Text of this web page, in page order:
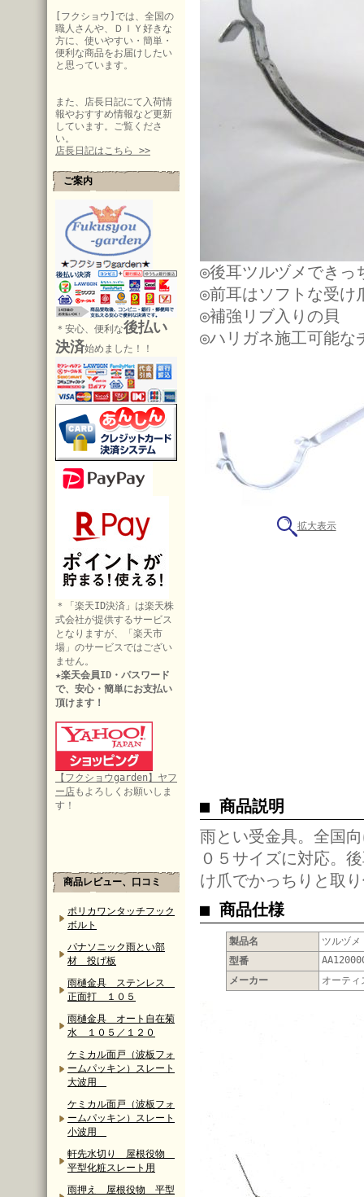
[フクショウ]では、全国の
職人さんや、ＤＩＹ好きな
方に、使いやすい・簡単・
便利な商品をお届けしたい
と思っています。
また、店長日記にて入荷情
報やおすすめ情報など更新
しています。ご覧くださ
い。
店長日記はこちら >>
ご案内
＊安心、便利な後払い
決済始めました！！
＊「楽天ID決済」は楽天株
式会社が提供するサービス
となりますが、「楽天市
場」のサービスではござい
ません。
★楽天会員ID・パスワード
で、安心・簡単にお支払い
頂けます！
【フクショウgarden】ヤフ
ー店もよろしくお願いしま
す！
商品レビュー、口コミ
ポリカワンタッチフック
ボルト
パナソニック雨とい部
材 投げ板
雨樋金具 ステンレス
正面打 １０５
雨樋金具 オート自在菊
水 １０５／１２０
ケミカル面戸（波板フォ
ームパッキン）スレート
大波用
ケミカル面戸（波板フォ
ームパッキン）スレート
小波用
軒先水切り 屋根役物
平型化粧スレート用
雨押え 屋根役物 平型
◎後耳ツルヅメできっ
◎前耳はソフトな受け
◎補強リブ入りの貝
◎ハリガネ施工可能な
拡大表示
■ 商品説明
雨とい受金具。全国
０５サイズに対応。
け爪でかっちりと取
■ 商品仕様
製品名
ツルヅ
型番
メーカー
オーティ